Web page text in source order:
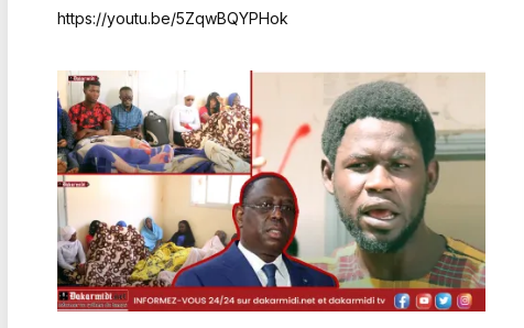
https://youtu.be/5ZqwBQYPHok